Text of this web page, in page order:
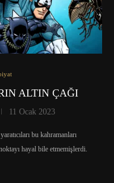
ALTIN ÇAĞI
11 Ocak 2023
bu kahramanları
hayal bile etmemişlerdi.